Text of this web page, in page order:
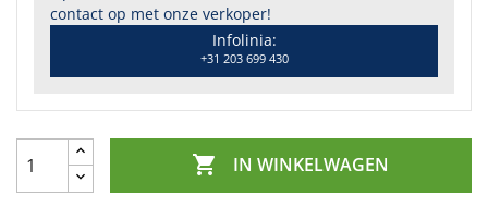
contact op met onze verkoper!
Infolinia:
+31 203 699 430
 IN WINKELWAGEN